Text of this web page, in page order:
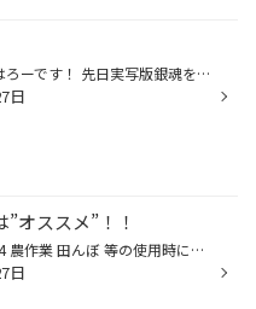
皆さんやっはろーです！ 先日実写版銀魂を見に行きました！ やはり小栗旬はかっこよかったですねｗｗ みなさんも是非見に行ってみて下さい！！
日
”オススメ”！！
604V RD-604 農作業 田んぼ 等の使用時にはオススメ ☆☆☆☆☆☆☆☆☆☆☆☆☆☆☆☆☆☆☆☆☆☆☆☆ タイヤ交換 は 福岡 のタイヤ ショップ タイヤ館 長尾 まで！！ 福岡市 南区 長丘 5丁目 28-5（県道555線沿い） ℡ 092-541-9666 お気軽に お問合せ or ご来店下さい。 ☆☆☆☆☆☆☆☆☆☆☆☆☆☆☆☆☆☆☆☆☆☆
日